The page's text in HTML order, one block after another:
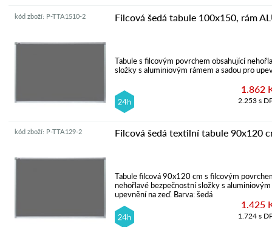
kód zboží: P-TTA1510-2 Filcová šedá tabule 100x150, rám
Tabule s filcovým povrchem obsahující
složky s aluminiovým rámem a sadou pro
1.862
2.253 s
kód zboží: P-TTA129-2 Filcová šedá textilní tabule 90x120
Tabule filcová 90x120 cm s filcovým
nehořlavé bezpečnostní složky s
upevnění na zeď. Barva: šedá
1.425
1.724 s